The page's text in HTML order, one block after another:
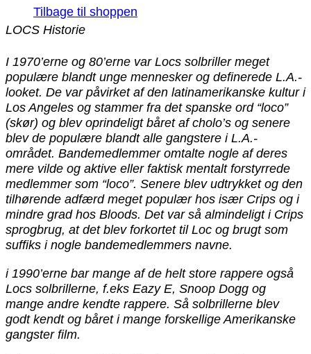
Tilbage til shoppen
LOCS Historie
I 1970’erne og 80’erne var Locs solbriller meget
populære blandt unge mennesker og definerede L.A.-
looket. De var påvirket af den latinamerikanske kultur i
Los Angeles og stammer fra det spanske ord “loco”
(skør) og blev oprindeligt båret af cholo’s og senere
blev de populære blandt alle gangstere i L.A.-
området. Bandemedlemmer omtalte nogle af deres
mere vilde og aktive eller faktisk mentalt forstyrrede
medlemmer som “loco”. Senere blev udtrykket og den
tilhørende adfærd meget populær hos især Crips og i
mindre grad hos Bloods. Det var så almindeligt i Crips
sprogbrug, at det blev forkortet til Loc og brugt som
suffiks i nogle bandemedlemmers navne.
i 1990’erne bar mange af de helt store rappere også
Locs solbrillerne, f.eks Eazy E, Snoop Dogg og
mange andre kendte rappere. Så solbrillerne blev
godt kendt og båret i mange forskellige Amerikanske
gangster film.